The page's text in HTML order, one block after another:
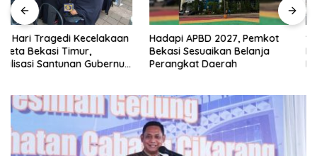
Hadapi APBD 2027, Pemkot
Bekasi Sesuaikan Belanja
Perangkat Daerah
100 Hari Tragedi Kecelakaan
Kereta Bekasi Timur,
Keluarga Korban Desak